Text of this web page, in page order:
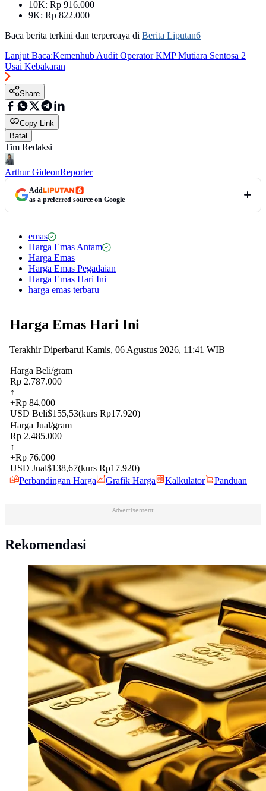
10K: Rp 916.000
9K: Rp 822.000
Baca berita terkini dan terpercaya di Berita Liputan6
Lanjut Baca:Kemenhub Audit Operator KMP Mutiara Sentosa 2
Usai Kebakaran
Share
Copy Link
Batal
Tim Redaksi
Arthur GideonReporter
Add
as a preferred source on Google
emas
Harga Emas Antam
Harga Emas
Harga Emas Pegadaian
Harga Emas Hari Ini
harga emas terbaru
Advertisement
Rekomendasi